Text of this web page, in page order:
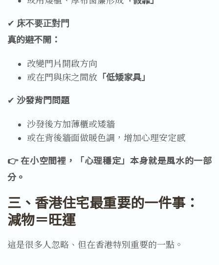
✔ 床不要正對門
真的避不開：
改變門片開啟方向
或在門與床之間放 「低矮家具」
✔ 沙發背門問題
沙發後方加薄櫃或矮牆
或在背後牆面做暖色調，增加心理安定感
👉 在小空間裡，「心理穩定」本身就是風水的一部
分。
三、香港住宅最重要的一件事：
減物＝旺運
這是很多人忽略、但在香港特別重要的一點。